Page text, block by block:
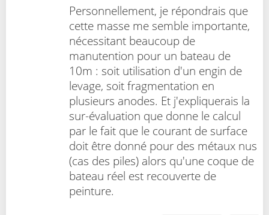
Personnellement, je répondrais que
cette masse me semble importante,
nécessitant beaucoup de
manutention pour un bateau de
10m : soit utilisation d'un engin de
levage, soit fragmentation en
plusieurs anodes. Et j'expliquerais la
sur-évaluation que donne le calcul
par le fait que le courant de surface
doit être donné pour des métaux nus
(cas des piles) alors qu'une coque de
bateau réel est recouverte de
peinture.